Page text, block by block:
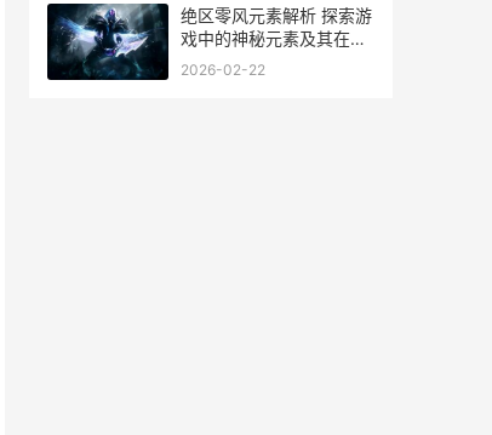
绝区零风元素解析 探索游
戏中的神秘元素及其在绝
区零中的独特魅力
2026-02-22